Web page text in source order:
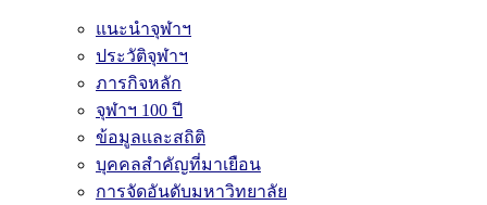
แนะนำจุฬาฯ
ประวัติจุฬาฯ
ภารกิจหลัก
จุฬาฯ 100 ปี
ข้อมูลและสถิติ
บุคคลสำคัญที่มาเยือน
การจัดอันดับมหาวิทยาลัย